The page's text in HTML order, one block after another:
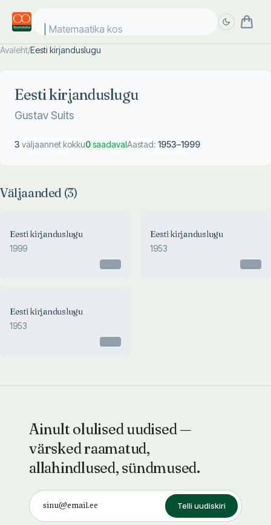
Matemaatika kosmo
Avaleht/Eesti kirjanduslugu
Eesti kirjanduslugu
Gustav Suits
3 väljaannet kokku0saadavalAastad: 1953–1999
Väljaanded (3)
Eesti kirjanduslugu
1999
Eesti kirjanduslugu
1953
Eesti kirjanduslugu
1953
Ainult olulised uudised —
värsked raamatud,
allahindlused, sündmused.
Telli uudiskiri